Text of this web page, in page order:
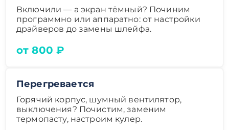
Включили — а экран тёмный? Починим
программно или аппаратно: от настройки
драйверов до замены шлейфа.
от 800 ₽
Перегревается
Горячий корпус, шумный вентилятор,
выключения? Почистим, заменим
термопасту, настроим кулер.